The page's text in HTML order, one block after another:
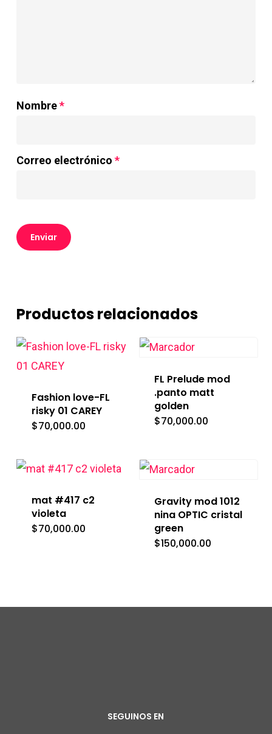
Nombre*
Correo electrónico *
Productos relacionados
Fashion love-FL
risky 01 CAREY
$70,000.00
FL Prelude mod
.panto matt
golden
$70,000.00
mat #417 c2
violeta
$70,000.00
Gravity mod 1012
nina OPTIC cristal
green
$150,000.00
SEGUINOS EN